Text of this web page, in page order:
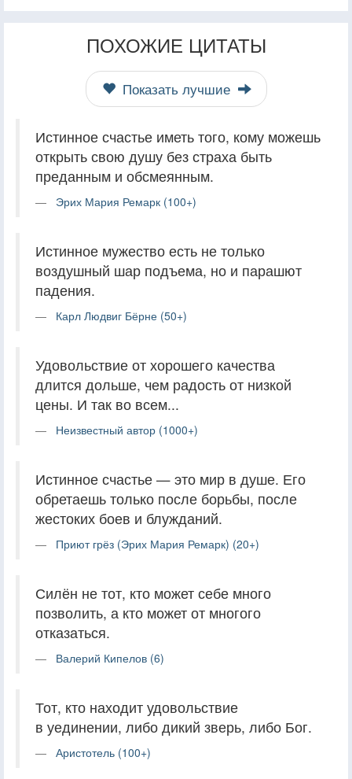
ПОХОЖИЕ ЦИТАТЫ
Показать лучшие
Истинное счастье иметь того, кому можешь
открыть свою душу без страха быть
преданным и обсмеянным.
Эрих Мария Ремарк (100+)
Истинное мужество есть не только
воздушный шар подъема, но и парашют
падения.
Карл Людвиг Бёрне (50+)
Удовольствие от хорошего качества
длится дольше, чем радость от низкой
цены. И так во всем...
Неизвестный автор (1000+)
Истинное счастье — это мир в душе. Его
обретаешь только после борьбы, после
жестоких боев и блужданий.
Приют грёз (Эрих Мария Ремарк) (20+)
Силён не тот, кто может себе много
позволить, а кто может от многого
отказаться.
Валерий Кипелов (6)
Тот, кто находит удовольствие
в уединении, либо дикий зверь, либо Бог.
Аристотель (100+)